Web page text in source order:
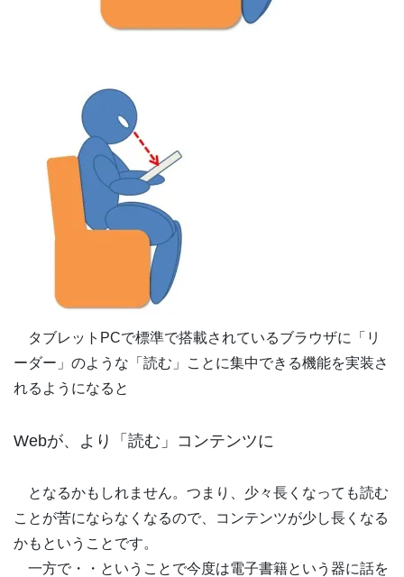
タブレットPCで標準で搭載されているブラウザに「リ
ーダー」のような「読む」ことに集中できる機能を実装さ
れるようになると
Webが、より「読む」コンテンツに
となるかもしれません。つまり、少々長くなっても読む
ことが苦にならなくなるので、コンテンツが少し長くなる
かもということです。
一方で・・ということで今度は電子書籍という器に話を